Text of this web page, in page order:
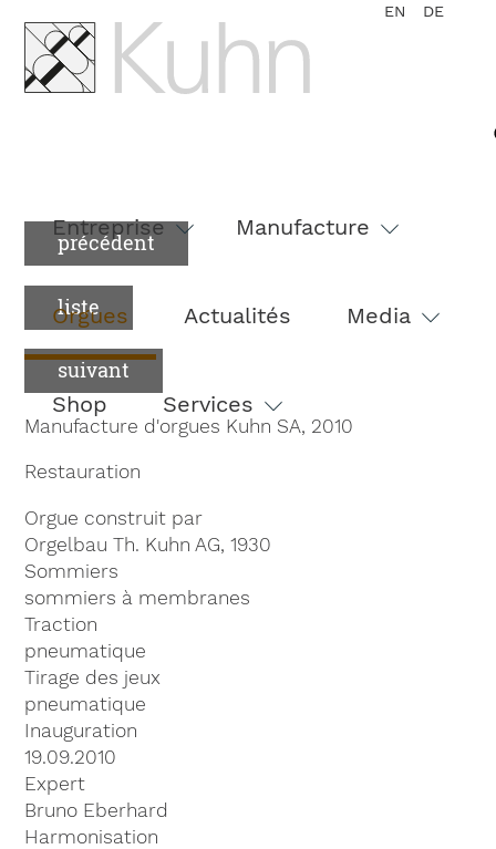
DE
EN
au
contenu
Entreprise Manufacture
Orgues Actualités Media
Shop Services
précédent
liste
suivant
Manufacture d'orgues Kuhn SA, 2010
Restauration
Orgue construit par
Orgelbau Th. Kuhn AG, 1930
Sommiers
sommiers à membranes
Traction
pneumatique
Tirage des jeux
pneumatique
Inauguration
19.09.2010
Expert
Bruno Eberhard
Harmonisation